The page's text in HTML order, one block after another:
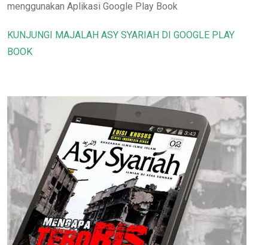
menggunakan Aplikasi Google Play Book
KUNJUNGI MAJALAH ASY SYARIAH DI GOOGLE PLAY
BOOK